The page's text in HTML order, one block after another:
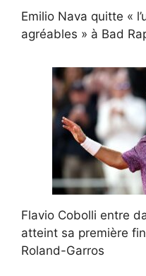
Emilio Nava quitte «
agréables » à Bad
Flavio Cobolli entre
atteint sa première
Roland-Garros